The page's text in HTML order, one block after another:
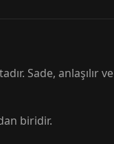
Sade, anlaşılır ve
biridir.